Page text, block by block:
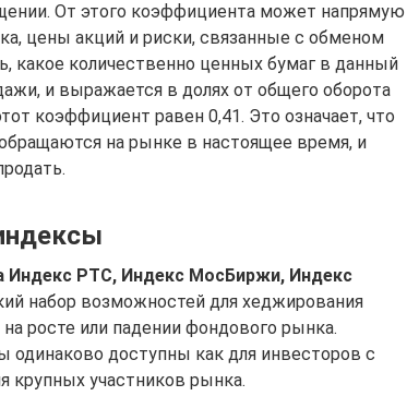
От этого коэффициента может напрямую
цены акций и риски, связанные с обменом
какое количественно ценных бумаг в данный
и выражается в долях от общего оборота
коэффициент равен 0,41. Это означает, что
на рынке в настоящее время, и
РТС, Индекс МосБиржи, Индекс
набор возможностей для хеджирования
росте или падении фондового рынка.
доступны как для инвесторов с
крупных участников рынка.